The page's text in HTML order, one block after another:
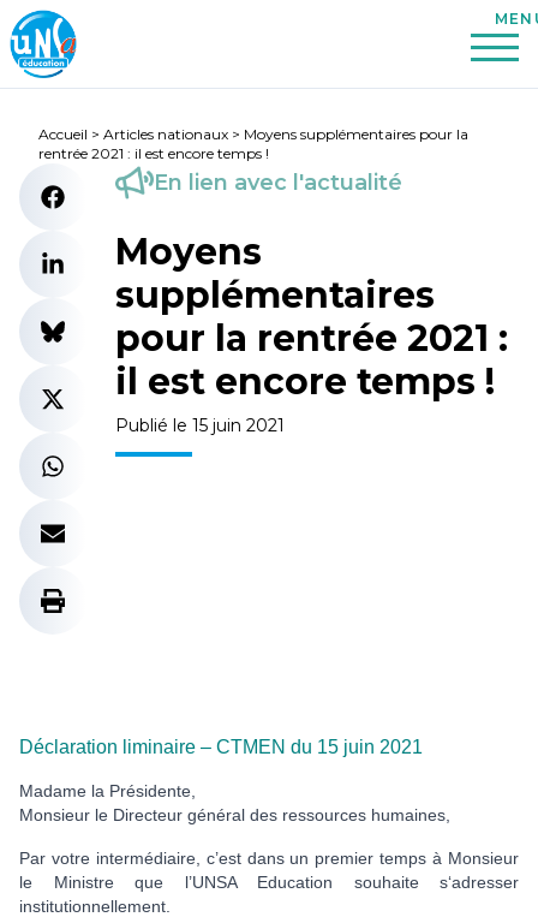
Accueil > Articles nationaux > Moyens supplémentaires pour la
rentrée 2021 : il est encore temps !
En lien avec l'actualité
Moyens
supplémentaires
pour la rentrée 2021 :
il est encore temps !
Publié le 15 juin 2021
Déclaration liminaire – CTMEN du 15 juin 2021
Madame la Présidente,
Monsieur le Directeur général des ressources humaines,
Par votre intermédiaire, c’est dans un premier temps à Monsieur
le Ministre que l’UNSA Education souhaite s‘adresser
institutionnellement.